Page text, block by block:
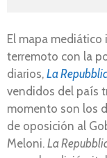
El mapa
terremoto con la
diarios, La
vendidos del país
momento son los
de oposición al
Meloni. La